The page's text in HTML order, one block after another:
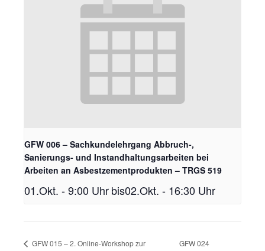
GFW 006 – Sachkundelehrgang Abbruch-,
Sanierungs- und Instandhaltungsarbeiten bei
Arbeiten an Asbestzementprodukten – TRGS 519
01.Okt. - 9:00 Uhrbis02.Okt. - 16:30 Uhr
GFW 015 – 2. Online-Workshop zur
GFW 024